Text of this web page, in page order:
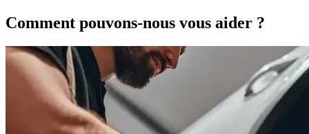
Comment pouvons-nous vous aider ?